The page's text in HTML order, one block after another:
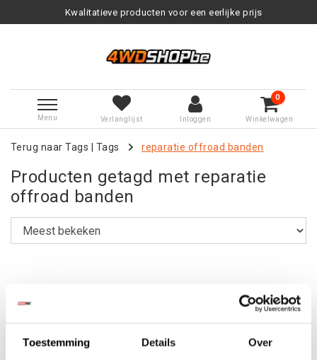
Toestemming Details Over
Kwalitatieve producten voor een eerlijke prijs
Menu Verlanglijst Inloggen
0
Winkelwagen
Terug naar Tags Tags reparatie offroad banden
Producten getagd met reparatie
offroad banden